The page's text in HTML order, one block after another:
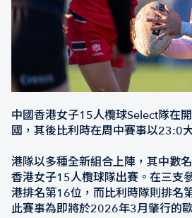
中國香港女子15人欖球Select隊在
國，其後比利時在周中賽事以23:0
港隊以多種全新組合上陣，其中數
香港女子15人欖球隊出賽。在三支
港排名第16位，而比利時隊則排名
此賽事為即將於2026年3月肇行的